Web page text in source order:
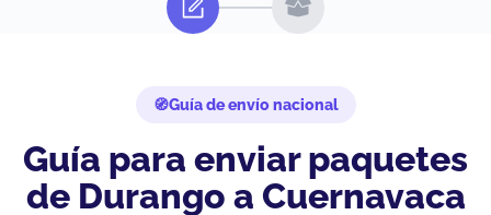
Guía de envío nacional
Guía para enviar paquetes
de Durango a Cuernavaca